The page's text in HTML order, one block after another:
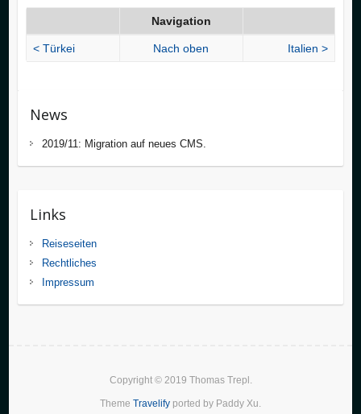
Navigation
< Türkei Nach oben Italien >
News
2019/11: Migration auf neues CMS.
Links
Reiseseiten
Rechtliches
Impressum
Copyright © 2019 Thomas Trepl .
Theme Travelify ported by Paddy Xu.